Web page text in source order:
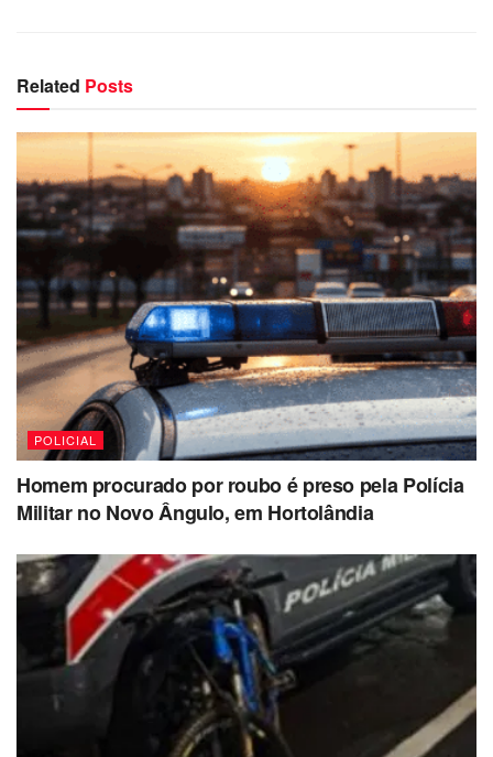
Related Posts
POLICIAL
Homem procurado por roubo é preso pela Polícia
Militar no Novo Ângulo, em Hortolândia